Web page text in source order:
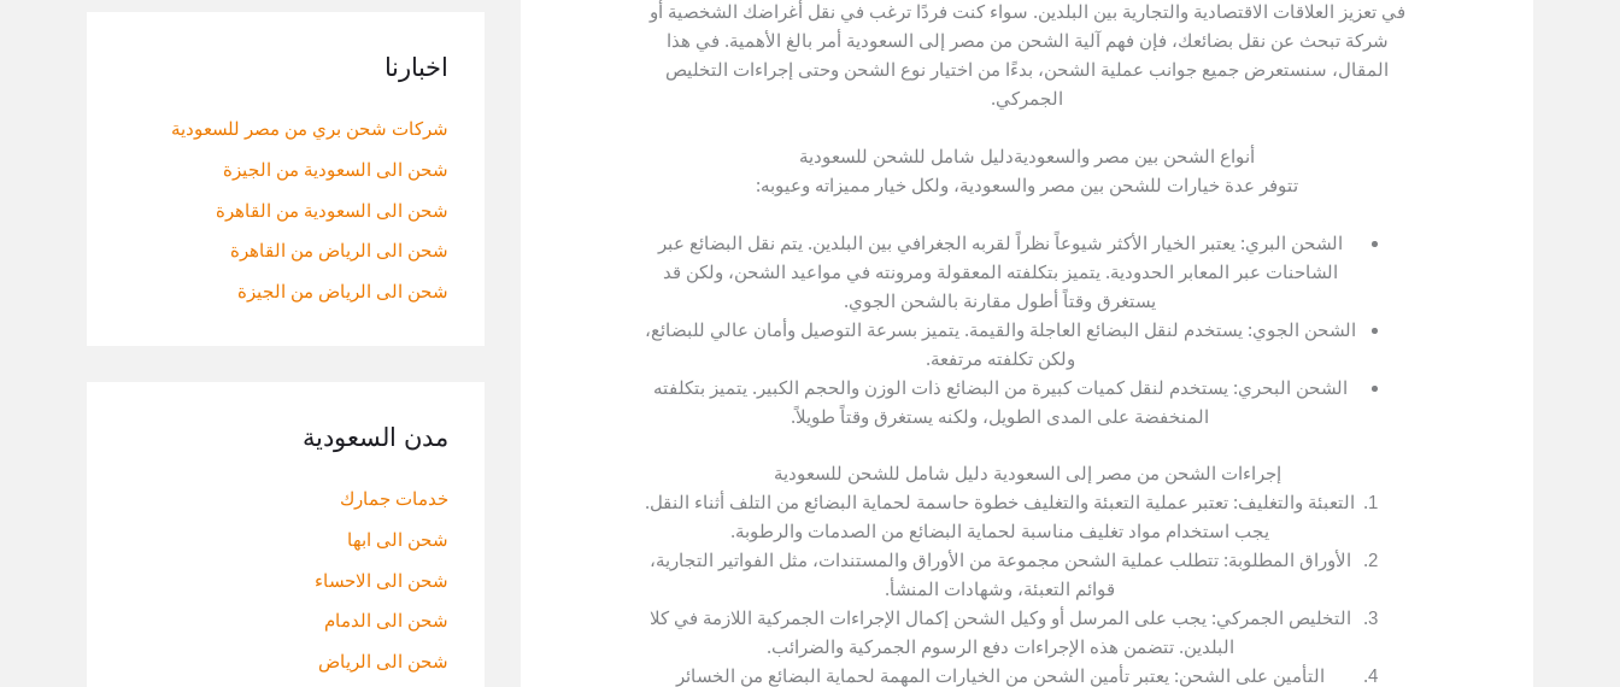
في تعزيز العلاقات الاقتصادية والتجارية بين البلدين. سواء كنت فردًا ترغب في نقل أغراضك الشخصية أو
شركة تبحث عن نقل بضائعك، فإن فهم آلية الشحن من مصر إلى السعودية أمر بالغ الأهمية. في هذا
المقال، سنستعرض جميع جوانب عملية الشحن، بدءًا من اختيار نوع الشحن وحتى إجراءات التخليص
الجمركي.
أنواع الشحن بين مصر والسعوديةدليل شامل للشحن للسعودية
تتوفر عدة خيارات للشحن بين مصر والسعودية، ولكل خيار مميزاته وعيوبه:
الشحن البري: يعتبر الخيار الأكثر شيوعاً نظراً لقربه الجغرافي بين البلدين. يتم نقل البضائع عبر
الشاحنات عبر المعابر الحدودية. يتميز بتكلفته المعقولة ومرونته في مواعيد الشحن، ولكن قد
يستغرق وقتاً أطول مقارنة بالشحن الجوي.
الشحن الجوي: يستخدم لنقل البضائع العاجلة والقيمة. يتميز بسرعة التوصيل وأمان عالي للبضائع،
ولكن تكلفته مرتفعة.
الشحن البحري: يستخدم لنقل كميات كبيرة من البضائع ذات الوزن والحجم الكبير. يتميز بتكلفته
المنخفضة على المدى الطويل، ولكنه يستغرق وقتاً طويلاً.
إجراءات الشحن من مصر إلى السعودية دليل شامل للشحن للسعودية
التعبئة والتغليف: تعتبر عملية التعبئة والتغليف خطوة حاسمة لحماية البضائع من التلف أثناء النقل.
يجب استخدام مواد تغليف مناسبة لحماية البضائع من الصدمات والرطوبة.
الأوراق المطلوبة: تتطلب عملية الشحن مجموعة من الأوراق والمستندات، مثل الفواتير التجارية،
قوائم التعبئة، وشهادات المنشأ.
التخليص الجمركي: يجب على المرسل أو وكيل الشحن إكمال الإجراءات الجمركية اللازمة في كلا
البلدين. تتضمن هذه الإجراءات دفع الرسوم الجمركية والضرائب.
التأمين على الشحن: يعتبر تأمين الشحن من الخيارات المهمة لحماية البضائع من الخسائر
ث
ن
:
اخبارنا
شركات شحن بري من مصر للسعودية
شحن الى السعودية من الجيزة
شحن الى السعودية من القاهرة
شحن الى الرياض من القاهرة
شحن الى الرياض من الجيزة
مدن السعودية
خدمات جمارك
شحن الى ابها
شحن الى الاحساء
شحن الى الدمام
شحن الى الرياض